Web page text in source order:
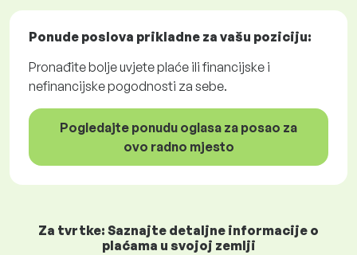
Ponude poslova prikladne za vašu poziciju:
Pronađite bolje uvjete plaće ili financijske i
nefinancijske pogodnosti za sebe.
Pogledajte ponudu oglasa za posao za
ovo radno mjesto
Za tvrtke: Saznajte detaljne informacije o
plaćama u svojoj zemlji